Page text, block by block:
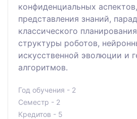
конфиденциальных
представления знаний,
классического
структуры роботов,
искусственной эволюции и
алгоритмов.
Год обучения - 2
Семестр - 2
Кредитов - 5